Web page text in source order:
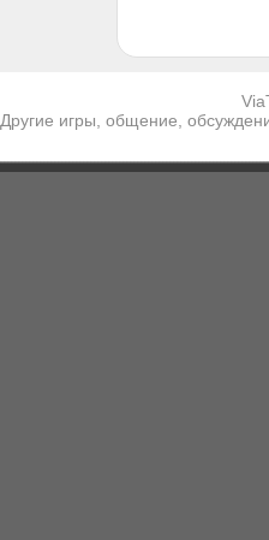
Другие игры, общение,